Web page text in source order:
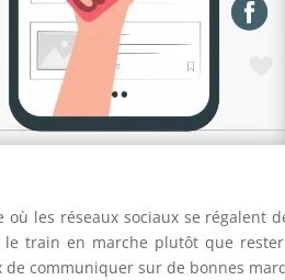
où les réseaux sociaux se
le train en marche plutôt que
de communiquer sur de bonnes